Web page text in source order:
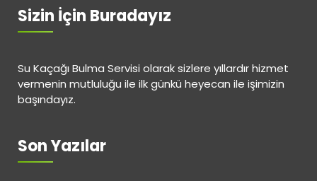
Sizin İçin Buradayız
Su Kaçağı Bulma Servisi olarak sizlere yıllardır hizmet
vermenin mutluluğu ile ilk günkü heyecan ile işimizin
başındayız.
Son Yazılar